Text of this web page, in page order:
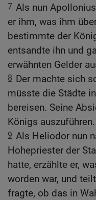
7 Als nun
er ihm, was ihm
bestimmte der
entsandte ihn und
erwähnten Gelder
8 Der machte sich
müsste die Städte
bereisen. Seine
Königs auszuführen.
9 Als Heliodor nun
Hohepriester der
hatte, erzählte er,
worden war, und
fragte, ob das in